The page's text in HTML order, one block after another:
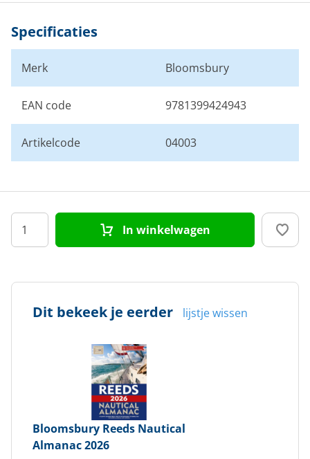
Specificaties
Merk Bloomsbury
EAN code 9781399424943
Artikelcode 04003
In winkelwagen
Dit bekeek je eerder lijstje wissen
Bloomsbury Reeds Nautical
Almanac 2026